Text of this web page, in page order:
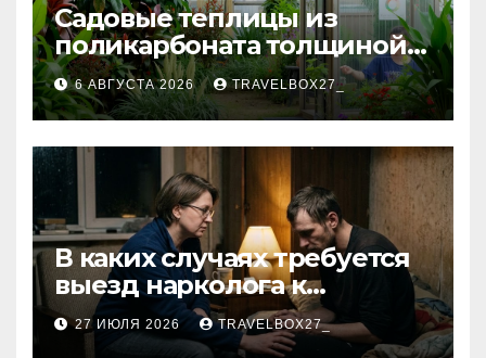
Садовые теплицы из
поликарбоната толщиной 4
и 6 мм
6 АВГУСТА 2026 TRAVELBOX27_
В каких случаях требуется
выезд нарколога к
пациенту
27 ИЮЛЯ 2026 TRAVELBOX27_